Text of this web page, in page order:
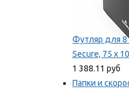
Футляр для 8
Secure, 75 х
1 388.11 руб
Папки и